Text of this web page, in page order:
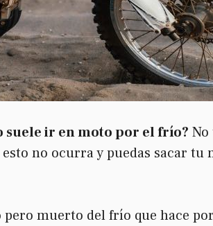
suele ir en moto por el frío?
no ocurra y puedas sacar tu
muerto del frío que hace